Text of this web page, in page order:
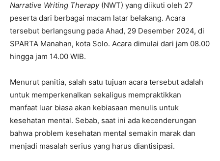
Narrative Writing Therapy(NWT) yang diikuti oleh 27
peserta dari berbagai macam latar belakang. Acara
tersebut berlangsung pada Ahad, 29 Desember 2024, di
SPARTA Manahan, kota Solo. Acara dimulai dari jam 08.00
hingga jam 14.00 WIB.
Menurut panitia, salah satu tujuan acara tersebut adalah
untuk memperkenalkan sekaligus mempraktikkan
manfaat luar biasa akan kebiasaan menulis untuk
kesehatan mental. Sebab, saat ini ada kecenderungan
bahwa problem kesehatan mental semakin marak dan
menjadi masalah serius yang harus diantisipasi.